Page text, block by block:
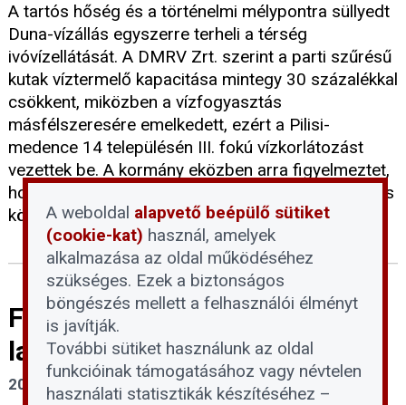
A tartós hőség és a történelmi mélypontra süllyedt
Duna-vízállás egyszerre terheli a térség
ivóvízellátását. A DMRV Zrt. szerint a parti szűrésű
kutak víztermelő kapacitása mintegy 30 százalékkal
csökkent, miközben a vízfogyasztás
másfélszeresére emelkedett, ezért a Pilisi-
medence 14 településén III. fokú vízkorlátozást
vezettek be. A kormány eközben arra figyelmeztet,
hogy a tartós vízhiányos időszakok a klímaváltozás
következtében egyre gyakoribbá válhatnak.
Fontos tudnivalókat közölt a
lakáskiadásról a NAV
2026. július 31.
A weboldal alapvető beépülő sütiket
(cookie-kat) használ, amelyek
alkalmazása az oldal működéséhez
szükséges. Ezek a biztonságos
böngészés mellett a felhasználói élményt
is javítják.
További sütiket használunk az oldal
funkcióinak támogatásához vagy névtelen
használati statisztikák készítéséhez –